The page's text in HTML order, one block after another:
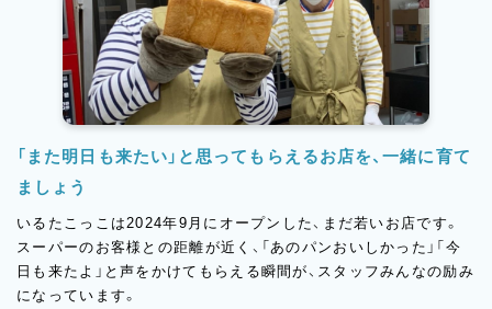
しない体制を整えています。
「定時で帰れる」が当たり前の職場です。
産休・育休の取得実績もあり。ライフステージが変わっても働き
続けられる環境を、法人全体でサポートしています。
「また明日も来たい」と思ってもらえるお店を、一緒に育て
ましょう
いるたこっこは2024年9月にオープンした、まだ若いお店です。
スーパーのお客様との距離が近く、「あのパンおいしかった」「今
日も来たよ」と声をかけてもらえる瞬間が、スタッフみんなの励み
になっています。